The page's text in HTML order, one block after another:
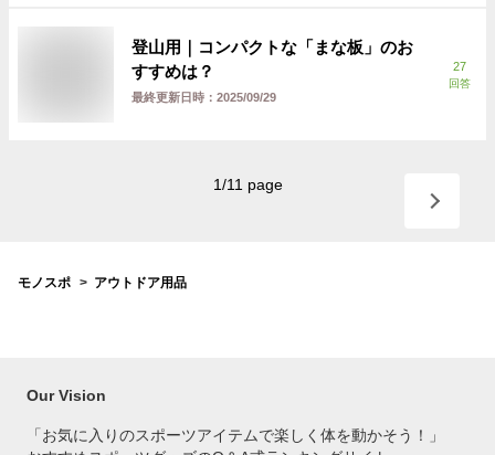
登山用｜コンパクトな「まな板」のお
すすめは？
最終更新日時： 2025/09/29
27
回答
1/11 page
モノスポ アウトドア用品
Our Vision
「お気に入りのスポーツアイテムで楽しく体を動かそう！」